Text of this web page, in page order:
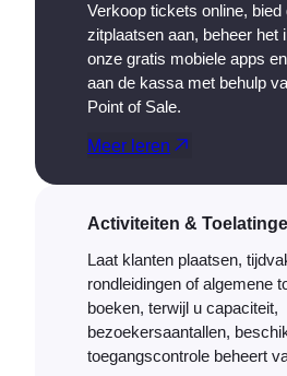
Verkoop tickets online,
zitplaatsen aan, beheer het
onze gratis mobiele apps
aan de kassa met behulp
Point of Sale.
Meer leren
Activiteiten &
Laat klanten plaatsen,
rondleidingen of algemene
boeken, terwijl u capaciteit,
bezoekersaantallen,
toegangscontrole beheert